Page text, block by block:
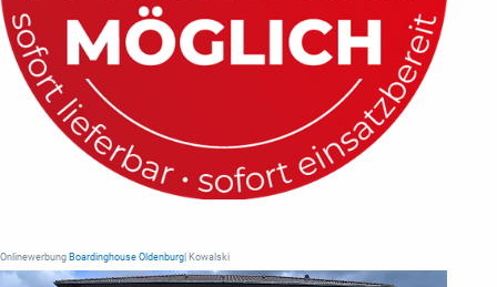
Onlinewerbung Boardinghouse Oldenburg | Kowalski